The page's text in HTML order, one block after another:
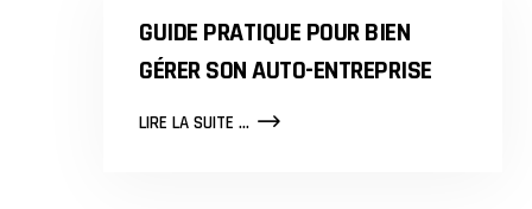
GUIDE PRATIQUE POUR BIEN
GÉRER SON AUTO-ENTREPRISE
LIRE LA SUITE ...GUIDE